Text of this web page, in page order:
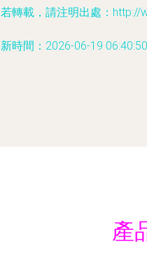
轉載，請注明出處：http://
時間：2026-06-19 06:40:50
產